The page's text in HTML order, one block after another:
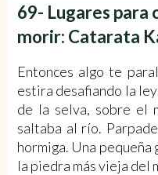
69- Lugares para
morir: Catarata
Entonces algo te
estira desafiando la
de la selva, sobre el
saltaba al río.
hormiga. Una
la piedra más vieja del